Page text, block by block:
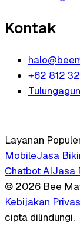
Kontak
+62 812
Layanan
MobileJasa
Chatbot AIJasa
© 2026 Bee
Kebijakan
cipta dilindungi.